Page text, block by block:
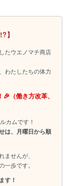
】
たウエノマチ商店
わたしたちの体力
（働き方改革、
カムです！
は、月曜日から順
せんが、
歩です。
す！